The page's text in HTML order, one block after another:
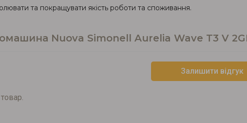
та покращувати якість роботи та споживання.
Nuova Simonell Aurelia Wave T3 V
Залишити відгук